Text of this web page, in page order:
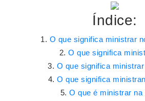
Índice:
O que significa ministrar
O que significa
O que significa
O que significa
O que é ministrar na